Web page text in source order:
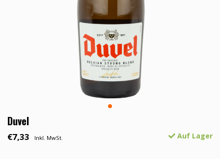
Duvel
€7,33 Inkl. MwSt. Auf Lager